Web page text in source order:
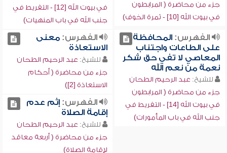
جزء من محاضرة ( المرابطون
في بيوت الله [10] - ثمرة الخوف)
في بيوت الله [12] - التفريط في
جنب الله في باب المنهيات)
الفهرس:المحافظة
على الطاعات واجتناب
المعاصي لا تفي حق شكر
نعمة من نعم الله
للشيخ: عبد الرحيم الطحان
جزء من محاضرة ( المرابطون
في بيوت الله [14] - التفريط في
جنب الله في باب المأمورات)
الفهرس:معنى
الاستعاذة
للشيخ: عبد الرحيم الطحان
جزء من محاضرة ( أحكام
الاستعاذة [2])
الفهرس:إثم عدم
إقامة الصلاة
للشيخ: عبد الرحيم الطحان
جزء من محاضرة ( أربعة معاقد
لإقامة الصلاة)